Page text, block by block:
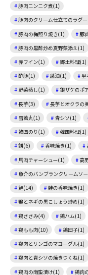
豚肉ニンニク煮(1)
豚肉のクリーム仕立てのラグ
豚肉の梅照り焼き(1)
豚
豚肉の黒酢炒め夏野菜添え(1)
赤ワイン(1)
郷土料理(1)
酢豚(1)
醤油(1) 里
野菜蒸し(1)
銀ザケのポ
長芋(3)
長芋とオクラの
雪若丸(1)
青シソ(1)
韓国のり(1)
韓国料理(1)
餅(6)
香味焼き(1)
馬肉チャーシュー(1)
高
魚介のバンブランクリームソ
鮭(14)
鮭の香味焼き(1)
鴨とネギの黒こしょう炒め(1)
鶏ささみ(4)
鶏ハム(1)
鶏もも肉(10)
鶏団子(1)
鶏肉とリンゴのマヨーグル(1)
鶏肉と青シソの焼きつくね(1)
鶏肉の南蛮漬け(1)
鶏肉